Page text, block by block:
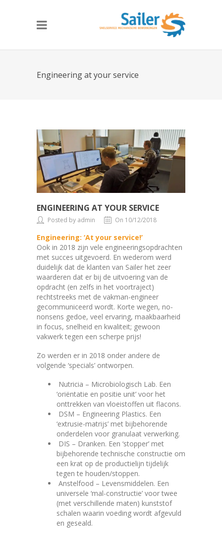
Engineering at your service
ENGINEERING AT YOUR SERVICE
Posted by admin On 10/12/2018
Engineering: ‘At your service!’
Ook in 2018 zijn vele engineeringsopdrachten
met succes uitgevoerd. En wederom werd
duidelijk dat de klanten van Sailer het zeer
waarderen dat er bij de uitvoering van de
opdracht (en zelfs in het voortraject)
rechtstreeks met de vakman-engineer
gecommuniceerd wordt. Korte wegen, no-
nonsens gedoe, veel ervaring, maakbaarheid
in focus, snelheid en kwaliteit; gewoon
vakwerk tegen een scherpe prijs!
Zo werden er in 2018 onder andere de
volgende ‘specials’ ontworpen.
Nutricia – Microbiologisch Lab. Een
‘oriëntatie en positie unit’ voor het
onttrekken van vloeistoffen uit flacons.
DSM – Engineering Plastics. Een
‘extrusie-matrijs’ met bijbehorende
onderdelen voor granulaat verwerking.
DIS – Dranken. Een ‘stopper’ met
bijbehorende technische constructie om
een krat op de productielijn tijdelijk
tegen te houden/stoppen.
Anstelfood – Levensmiddelen. Een
universele ‘mal-constructie’ voor twee
(met verschillende maten) kunststof
schalen waarin voeding wordt afgevuld
en geseald.